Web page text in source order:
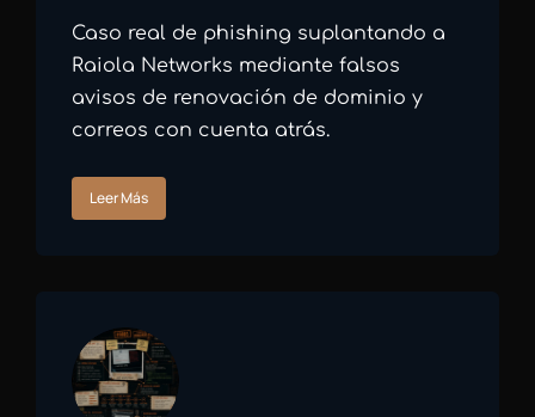
Caso real de phishing suplantando a
Raiola Networks mediante falsos
avisos de renovación de dominio y
correos con cuenta atrás.
Leer Más